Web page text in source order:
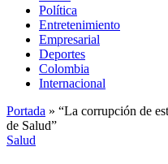
Política
Entretenimiento
Empresarial
Deportes
Colombia
Internacional
Portada » “La corrupción de
de Salud”
Salud